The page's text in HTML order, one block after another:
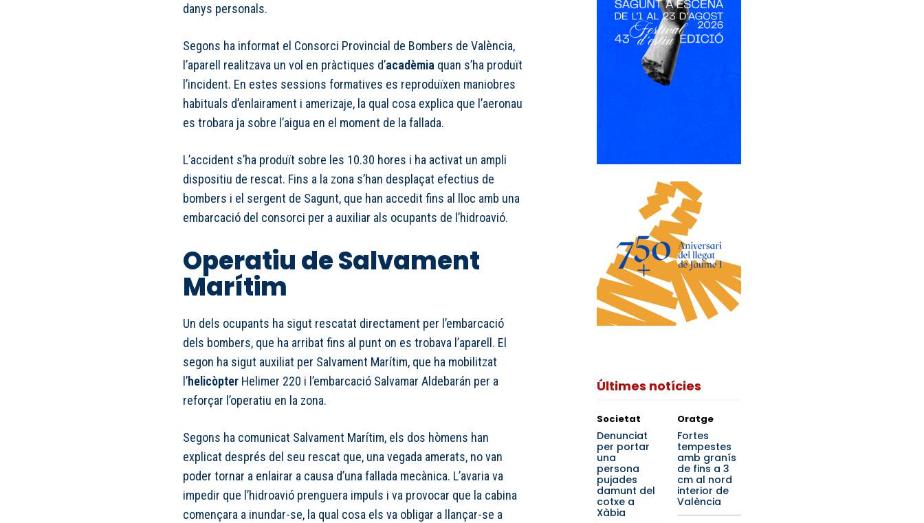
danys personals.
Segons ha informat el Consorci Provincial de Bombers de València,
l’aparell realitzava un vol en pràctiques d’acadèmia quan s’ha produït
l’incident. En estes sessions formatives es reproduïxen maniobres
habituals d’enlairament i amerizaje, la qual cosa explica que l’aeronau
es trobara ja sobre l’aigua en el moment de la fallada.
L’accident s’ha produït sobre les 10.30 hores i ha activat un ampli
dispositiu de rescat. Fins a la zona s’han desplaçat efectius de
bombers i el sergent de Sagunt, que han accedit fins al lloc amb una
embarcació del consorci per a auxiliar als ocupants de l’hidroavió.
Operatiu de Salvament
Marítim
Un dels ocupants ha sigut rescatat directament per l’embarcació
dels bombers, que ha arribat fins al punt on es trobava l’aparell. El
segon ha sigut auxiliat per Salvament Marítim, que ha mobilitzat
l’helicòpter Helimer 220 i l’embarcació Salvamar Aldebarán per a
reforçar l’operatiu en la zona.
Segons ha comunicat Salvament Marítim, els dos hòmens han
explicat després del seu rescat que, una vegada amerats, no van
poder tornar a enlairar a causa d’una fallada mecànica. L’avaria va
impedir que l’hidroavió prenguera impuls i va provocar que la cabina
començara a inundar-se, la qual cosa els va obligar a llançar-se a
Últimes notícies
Societat
Denunciat
per portar
una
persona
pujades
damunt del
cotxe a
Xàbia
Oratge
Fortes
tempestes
amb granís
de fins a 3
cm al nord
interior de
València